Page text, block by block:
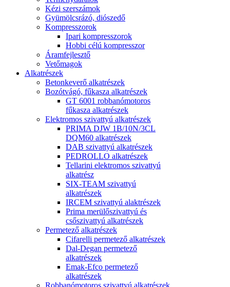
Kézi szerszámok
Gyümölcsrázó, diószedő
Kompresszorok
Ipari kompresszorok
Hobbi célú kompresszor
Áramfejlesztő
Vetőmagok
Alkatrészek
Betonkeverő alkatrészek
Bozótvágó, fűkasza alkatrészek
GT 6001 robbanómotoros
fűkasza alkatrészek
Elektromos szivattyú alkatrészek
PRIMA DJW 1B/10N/3CL
DQM60 alkatrészek
DAB szivattyú alkatrészek
PEDROLLO alkatrészek
Tellarini elektromos szivattyú
alkatrész
SIX-TEAM szivattyú
alkatrészek
IRCEM szivattyú alaktrészek
Prima merülőszivattyú és
csőszivattyú alkatrészek
Permetező alkatrészek
Cifarelli permetező alkatrészek
Dal-Degan permetező
alkatrészek
Emak-Efco permetező
alkatrészek
Robbanómotoros szivattyú alkatrészek